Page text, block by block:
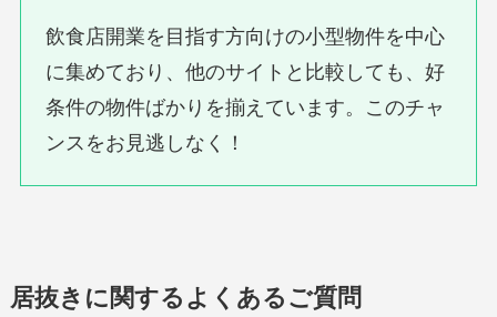
飲食店開業を目指す方向けの小型物件を中心
に集めており、他のサイトと比較しても、好
条件の物件ばかりを揃えています。このチャ
ンスをお見逃しなく！
居抜きに関するよくあるご質問